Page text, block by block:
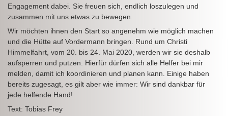
Engagement dabei. Sie freuen sich, endlich loszulegen und
zusammen mit uns etwas zu bewegen.
Wir möchten ihnen den Start so angenehm wie möglich machen
und die Hütte auf Vordermann bringen. Rund um Christi
Himmelfahrt, vom 20. bis 24. Mai 2020, werden wir sie deshalb
aufsperren und putzen. Hierfür dürfen sich alle Helfer bei mir
melden, damit ich koordinieren und planen kann. Einige haben
bereits zugesagt, es gilt aber wie immer: Wir sind dankbar für
jede helfende Hand!
Text: Tobias Frey